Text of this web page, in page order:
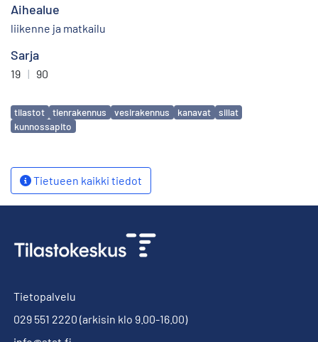
Aihealue
liikenne ja matkailu
Sarja
19 | 90
Avainsanat
tilastot tienrakennus vesirakennus kanavat
sillat
kunnossapito
Tietueen kaikki tiedot
Tietopalvelu
029 551 2220 (arkisin klo 9.00-16.00)